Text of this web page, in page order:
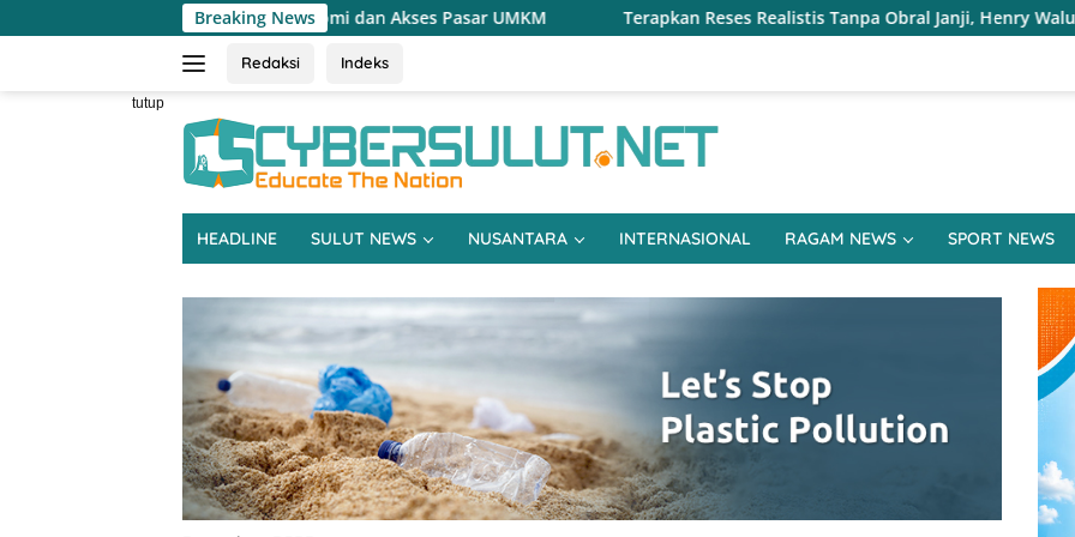
ke
Breaking News
Ekonomi dan Akses Pasar UMKM Terapkan Reses Realistis Tanpa Obral Janji, Henry Walukow Jemput Langsung
Redaksi Indeks
tutup
HEADLINE SULUT NEWS NUSANTARA INTERNASIONAL RAGAM NEWS SPORT NEWS